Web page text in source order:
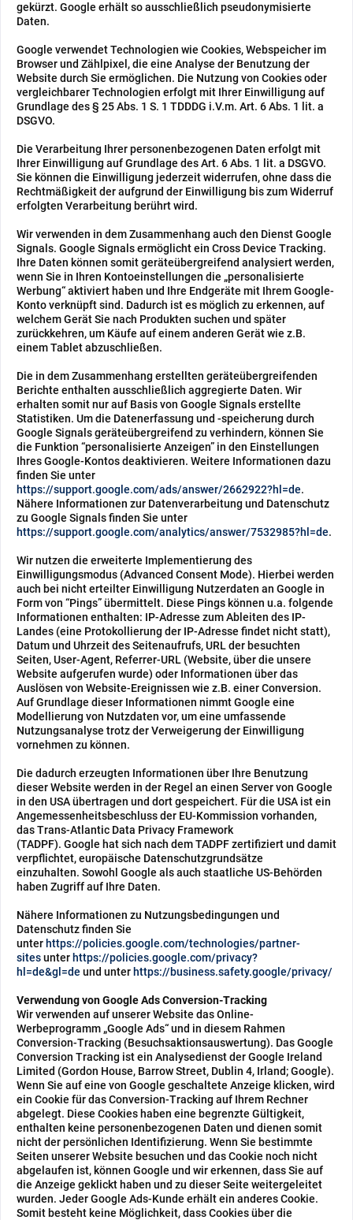
gekürzt. Google erhält so ausschließlich pseudonymisierte
Daten.
Google verwendet Technologien wie Cookies, Webspeicher im
Browser und Zählpixel, die eine Analyse der Benutzung der
Website durch Sie ermöglichen. Die Nutzung von Cookies oder
vergleichbarer Technologien erfolgt mit Ihrer Einwilligung auf
Grundlage des § 25 Abs. 1 S. 1 TDDDG i.V.m. Art. 6 Abs. 1 lit. a
DSGVO.
Die Verarbeitung Ihrer personenbezogenen Daten erfolgt mit
Ihrer Einwilligung auf Grundlage des Art. 6 Abs. 1 lit. a DSGVO.
Sie können die Einwilligung jederzeit widerrufen, ohne dass die
Rechtmäßigkeit der aufgrund der Einwilligung bis zum Widerruf
erfolgten Verarbeitung berührt wird.
Wir verwenden in dem Zusammenhang auch den Dienst Google
Signals. Google Signals ermöglicht ein Cross Device Tracking.
Ihre Daten können somit geräteübergreifend analysiert werden,
wenn Sie in Ihren Kontoeinstellungen die „personalisierte
Werbung“ aktiviert haben und Ihre Endgeräte mit Ihrem Google-
Konto verknüpft sind. Dadurch ist es möglich zu erkennen, auf
welchem Gerät Sie nach Produkten suchen und später
zurückkehren, um Käufe auf einem anderen Gerät wie z.B.
einem Tablet abzuschließen.
Die in dem Zusammenhang erstellten geräteübergreifenden
Berichte enthalten ausschließlich aggregierte Daten. Wir
erhalten somit nur auf Basis von Google Signals erstellte
Statistiken. Um die Datenerfassung und -speicherung durch
Google Signals geräteübergreifend zu verhindern, können Sie
die Funktion “personalisierte Anzeigen” in den Einstellungen
Ihres Google-Kontos deaktivieren. Weitere Informationen dazu
finden Sie unter
https://support.google.com/ads/answer/2662922?hl=de.
Nähere Informationen zur Datenverarbeitung und Datenschutz
zu Google Signals finden Sie unter
https://support.google.com/analytics/answer/7532985?hl=de.
Wir nutzen die erweiterte Implementierung des
Einwilligungsmodus (Advanced Consent Mode). Hierbei werden
auch bei nicht erteilter Einwilligung Nutzerdaten an Google in
Form von “Pings” übermittelt. Diese Pings können u.a. folgende
Informationen enthalten: IP-Adresse zum Ableiten des IP-
Landes (eine Protokollierung der IP-Adresse findet nicht statt),
Datum und Uhrzeit des Seitenaufrufs, URL der besuchten
Seiten, User-Agent, Referrer-URL (Website, über die unsere
Website aufgerufen wurde) oder Informationen über das
Auslösen von Website-Ereignissen wie z.B. einer Conversion.
Auf Grundlage dieser Informationen nimmt Google eine
Modellierung von Nutzdaten vor, um eine umfassende
Nutzungsanalyse trotz der Verweigerung der Einwilligung
vornehmen zu können.
Die dadurch erzeugten Informationen über Ihre Benutzung
dieser Website werden in der Regel an einen Server von Google
in den USA übertragen und dort gespeichert. Für die USA ist ein
Angemessenheitsbeschluss der EU-Kommission vorhanden,
das Trans-Atlantic Data Privacy Framework
(TADPF). Google hat sich nach dem TADPF zertifiziert und damit
verpflichtet, europäische Datenschutzgrundsätze
einzuhalten. Sowohl Google als auch staatliche US-Behörden
haben Zugriff auf Ihre Daten.
Nähere Informationen zu Nutzungsbedingungen und
Datenschutz finden Sie
unter https://policies.google.com/technologies/partner-
sitesunter https://policies.google.com/privacy?
hl=de&gl=de und unter https://business.safety.google/privacy/
Verwendung von Google Ads Conversion-Tracking
Wir verwenden auf unserer Website das Online-
Werbeprogramm „Google Ads“ und in diesem Rahmen
Conversion-Tracking (Besuchsaktionsauswertung). Das Google
Conversion Tracking ist ein Analysedienst der Google Ireland
Limited (Gordon House, Barrow Street, Dublin 4, Irland; Google).
Wenn Sie auf eine von Google geschaltete Anzeige klicken, wird
ein Cookie für das Conversion-Tracking auf Ihrem Rechner
abgelegt. Diese Cookies haben eine begrenzte Gültigkeit,
enthalten keine personenbezogenen Daten und dienen somit
nicht der persönlichen Identifizierung. Wenn Sie bestimmte
Seiten unserer Website besuchen und das Cookie noch nicht
abgelaufen ist, können Google und wir erkennen, dass Sie auf
die Anzeige geklickt haben und zu dieser Seite weitergeleitet
wurden. Jeder Google Ads-Kunde erhält ein anderes Cookie.
Somit besteht keine Möglichkeit, dass Cookies über die